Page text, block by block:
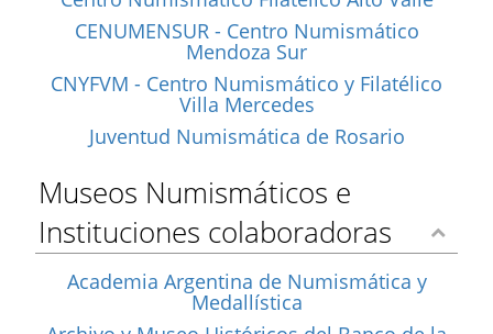
CENUMENSUR - Centro Numismático
Mendoza Sur
CNYFVM - Centro Numismático y Filatélico
Villa Mercedes
Juventud Numismática de Rosario
Museos Numismáticos e
Instituciones colaboradoras
Academia Argentina de Numismática y
Medallística